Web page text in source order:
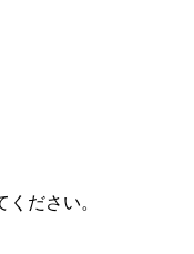
ださい。